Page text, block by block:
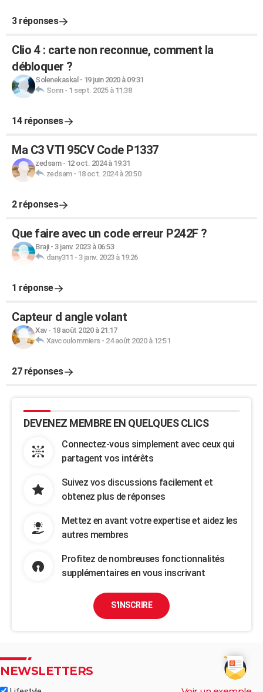
3 réponses
Clio 4 : carte non reconnue, comment la
débloquer ?
Solenekaskal - 19 juin 2020 à 09:31
Sonn- 1 sept. 2025 à 11:38
14 réponses
Ma C3 VTI 95CV Code P1337
zedsam- 12 oct. 2024 à 19:31
zedsam- 18 oct. 2024 à 20:50
2 réponses
Que faire avec un code erreur P242F ?
Braji- 3 janv. 2023 à 06:53
dany311 - 3 janv. 2023 à 19:26
1 réponse
Capteur d angle volant
Xav- 18 août 2020 à 21:17
Xavcoulommiers- 24 août 2020 à 12:51
27 réponses
DEVENEZ MEMBRE EN QUELQUES CLICS
Connectez-vous simplement avec ceux qui
partagent vos intérêts
Suivez vos discussions facilement et
obtenez plus de réponses
Mettez en avant votre expertise et aidez les
autres membres
Profitez de nombreuses fonctionnalités
supplémentaires en vous inscrivant
S'INSCRIRE
NEWSLETTERS